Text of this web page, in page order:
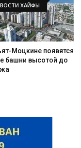
ХАЙФЫ
Моцкине появятся
башни высотой до